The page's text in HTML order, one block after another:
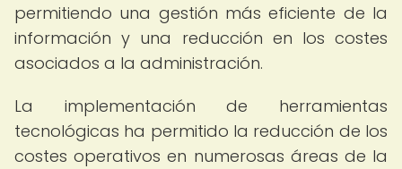
permitiendo una gestión más eficiente de la
información y una reducción en los costes
asociados a la administración.
La implementación de herramientas
tecnológicas ha permitido la reducción de los
costes operativos en numerosas áreas de la